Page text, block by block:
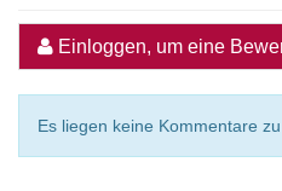
Einloggen, um eine
Es liegen keine Kommentare